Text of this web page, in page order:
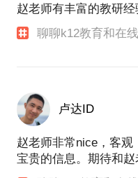
赵老师有丰富的教研
聊聊k12教育和在
卢达ID
赵老师非常nice，客观
宝贵的信息。期待和赵